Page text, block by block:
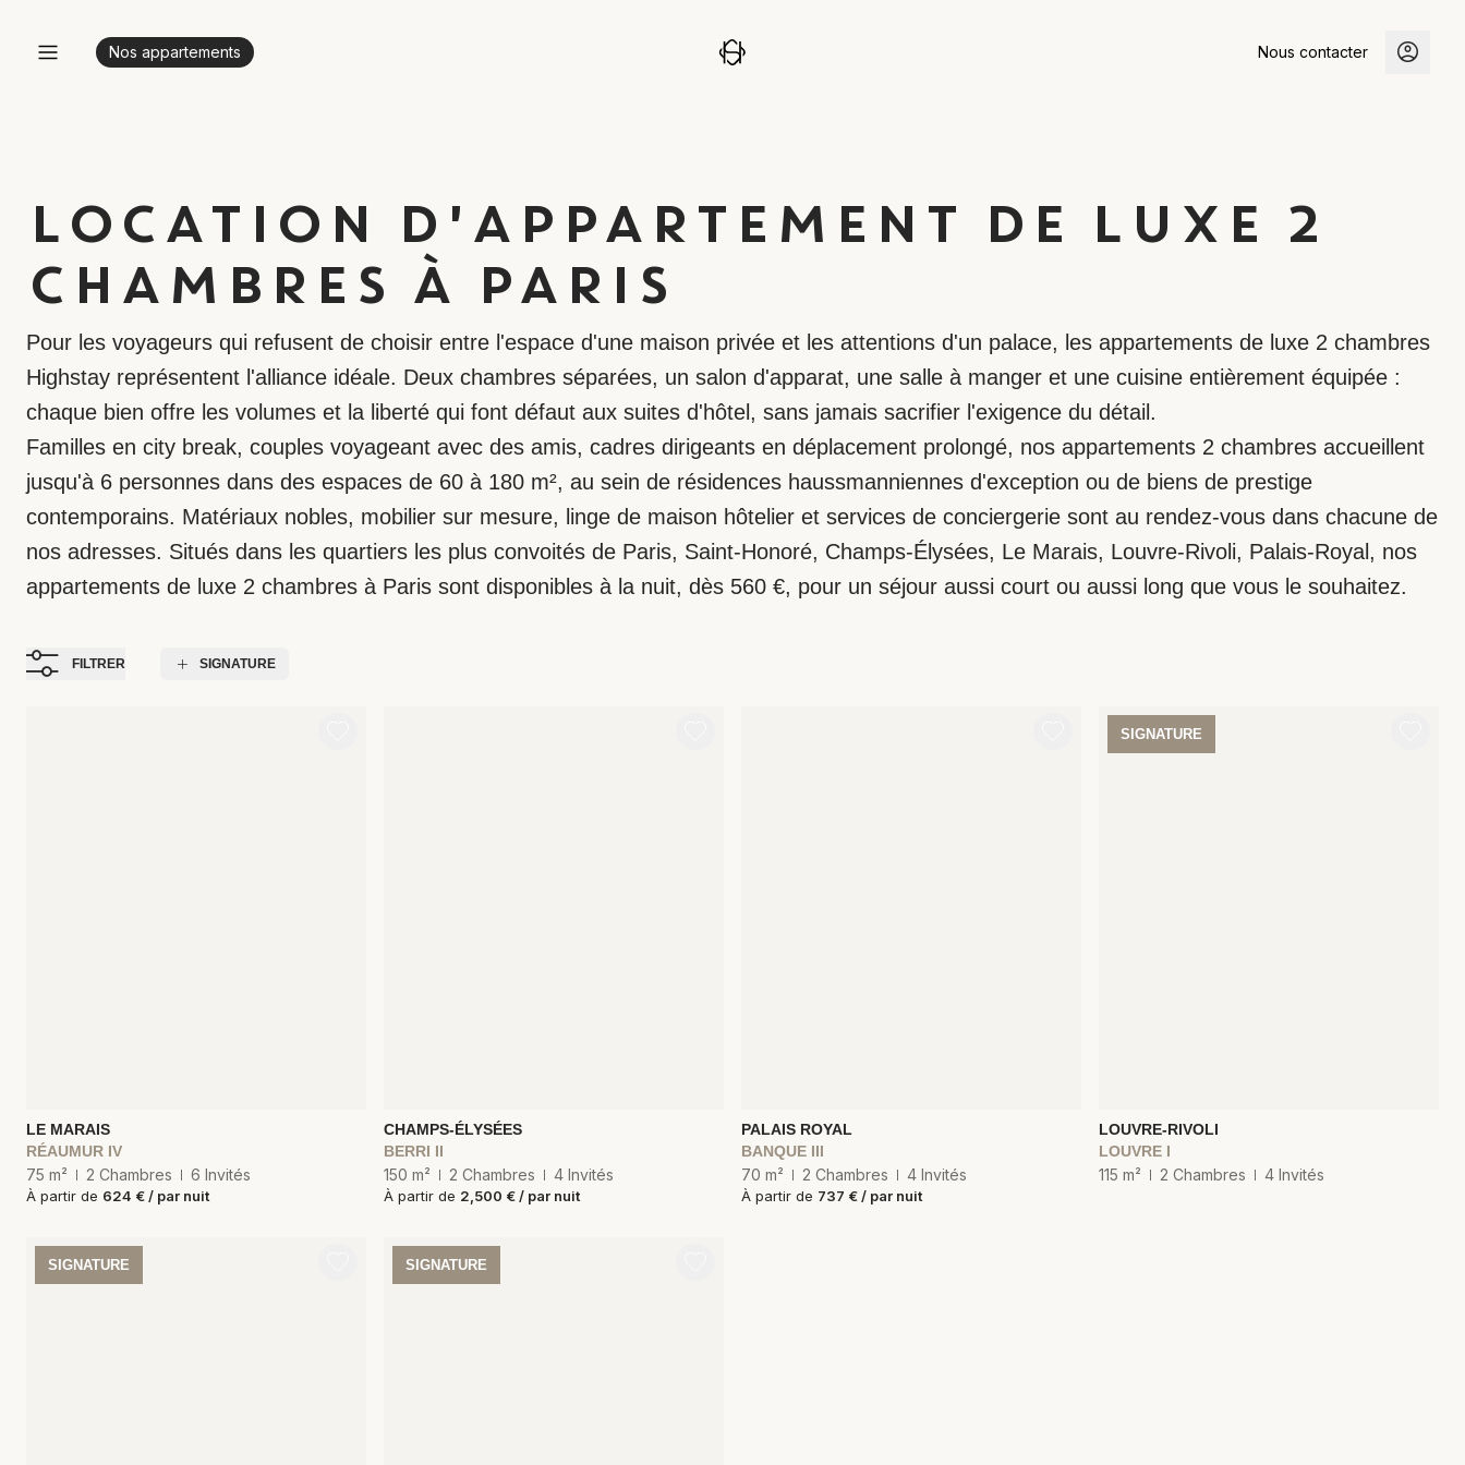
Nos appartements Nous contacter
LOCATION D'APPARTEMENT DE LUXE 2
CHAMBRES À PARIS
Pour les voyageurs qui refusent de choisir entre l'espace d'une maison privée et les attentions d'un palace, les appartements de luxe 2 chambres
Highstay représentent l'alliance idéale. Deux chambres séparées, un salon d'apparat, une salle à manger et une cuisine entièrement équipée :
chaque bien offre les volumes et la liberté qui font défaut aux suites d'hôtel, sans jamais sacrifier l'exigence du détail.
Familles en city break, couples voyageant avec des amis, cadres dirigeants en déplacement prolongé, nos appartements 2 chambres accueillent
jusqu'à 6 personnes dans des espaces de 60 à 180 m², au sein de résidences haussmanniennes d'exception ou de biens de prestige
contemporains. Matériaux nobles, mobilier sur mesure, linge de maison hôtelier et services de conciergerie sont au rendez-vous dans chacune de
nos adresses. Situés dans les quartiers les plus convoités de Paris, Saint-Honoré, Champs-Élysées, Le Marais, Louvre-Rivoli, Palais-Royal, nos
appartements de luxe 2 chambres à Paris sont disponibles à la nuit, dès 560 €, pour un séjour aussi court ou aussi long que vous le souhaitez.
FILTRER SIGNATURE
LE MARAIS
RÉAUMUR IV
75 m² 2 Chambres 6 Invités
À partir de 624 € / par nuit
CHAMPS-ÉLYSÉES
BERRI II
150 m² 2 Chambres 4 Invités
À partir de 2,500 € / par nuit
PALAIS ROYAL
BANQUE III
70 m² 2 Chambres 4 Invités
À partir de 737 € / par nuit
SIGNATURE
LOUVRE-RIVOLI
LOUVRE I
115 m² 2 Chambres 4 Invités
SIGNATURE SIGNATURE